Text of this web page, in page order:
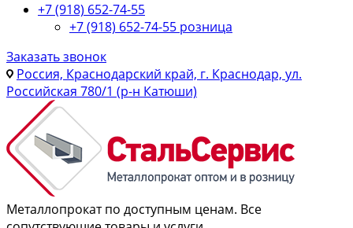
+7 (918) 652-74-55
+7 (918) 652-74-55 розница
Заказать звонок
Россия, Краснодарский край, г. Краснодар, ул.
Российская 780/1 (р-н Катюши)
Металлопрокат по доступным ценам. Все